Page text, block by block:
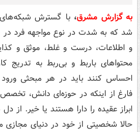
به گزارش مشرق، با گسترش
شد که به شدت در نوع مواجهه فرد در
و اطلاعات، درست و غلط، موثق و
محتواهای باربط و بی‌ربط به تدریج
احساس کنند باید در هر مبحثی
فارغ از اینکه در حوزه‌ای دانش،
ابراز عقیده را دارا هستند یا خیر. از
حالا شخصیتی از خود در دنیای